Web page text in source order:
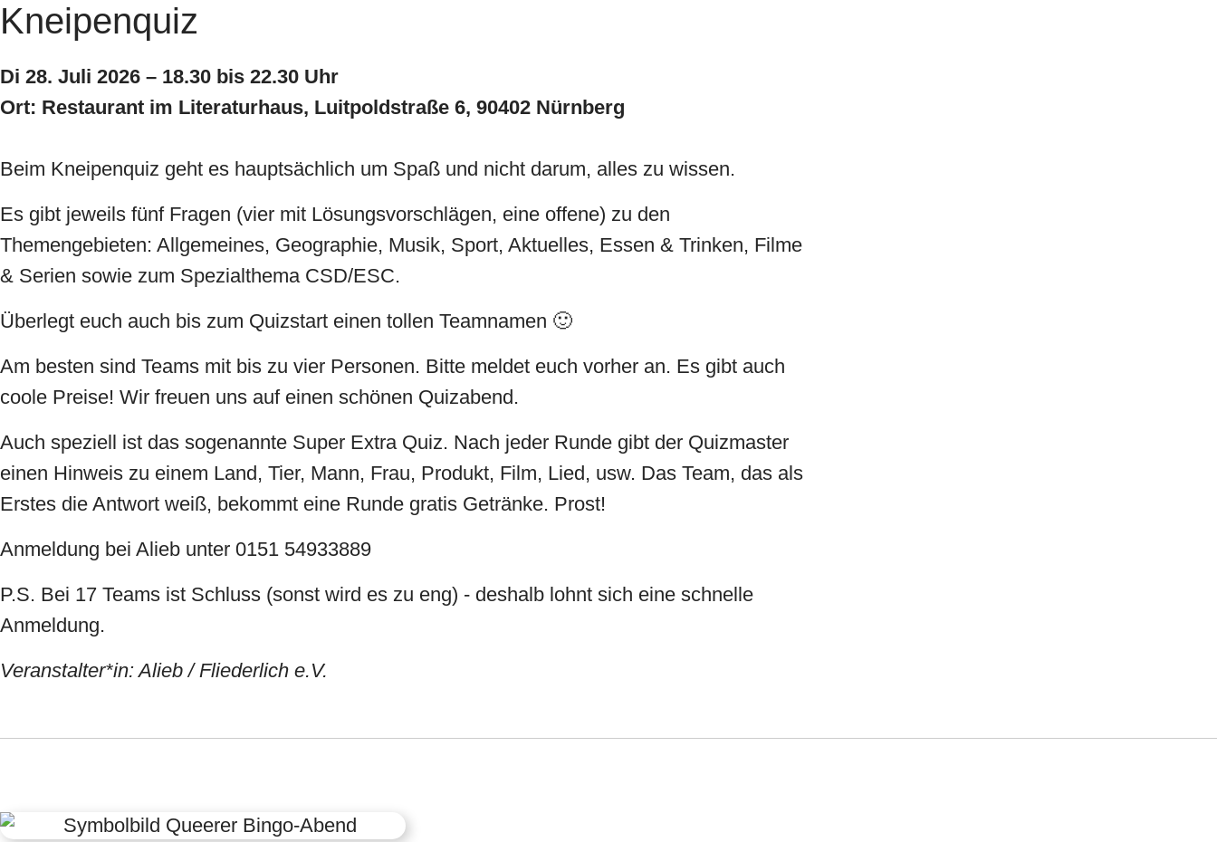
Kneipenquiz
Di 28. Juli 2026 – 18.30 bis 22.30 Uhr
Ort: Restaurant im Literaturhaus, Luitpoldstraße 6, 90402 Nürnberg
Beim Kneipenquiz geht es hauptsächlich um Spaß und nicht darum, alles zu wissen.
Es gibt jeweils fünf Fragen (vier mit Lösungsvorschlägen, eine offene) zu den
Themengebieten: Allgemeines, Geographie, Musik, Sport, Aktuelles, Essen & Trinken, Filme
& Serien sowie zum Spezialthema CSD/ESC.
Überlegt euch auch bis zum Quizstart einen tollen Teamnamen 🙂
Am besten sind Teams mit bis zu vier Personen. Bitte meldet euch vorher an. Es gibt auch
coole Preise! Wir freuen uns auf einen schönen Quizabend.
Auch speziell ist das sogenannte Super Extra Quiz. Nach jeder Runde gibt der Quizmaster
einen Hinweis zu einem Land, Tier, Mann, Frau, Produkt, Film, Lied, usw. Das Team, das als
Erstes die Antwort weiß, bekommt eine Runde gratis Getränke. Prost!
Anmeldung bei Alieb unter 0151 54933889
P.S. Bei 17 Teams ist Schluss (sonst wird es zu eng) - deshalb lohnt sich eine schnelle
Anmeldung.
Veranstalter*in: Alieb / Fliederlich e.V.